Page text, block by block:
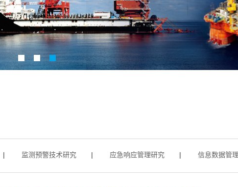
监测预警技术研究 应急响应管理研究 信息数据管理研究